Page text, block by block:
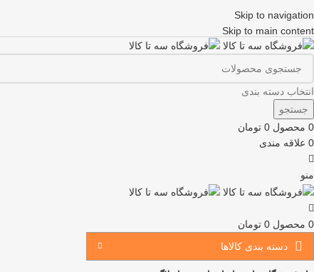
Skip to navigation
Skip to main content
انتخاب دسته بندی
جستجو
0 محصول 0 تومان
0 علاقه مندی
منو
0 محصول 0 تومان
دسته بندی کالاها